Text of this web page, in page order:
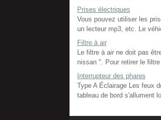
Prises électriques
Vous pouvez utiliser les
un lecteur mp3, etc. Le
Filtre à air
Le filtre à air ne doit pas
nissan ". Pour retirer le
Interrupteur des phares
Type A Éclairage Les feux
tableau de bord s'allument